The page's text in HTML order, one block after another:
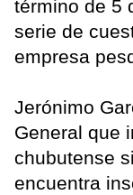
término de 5
serie de
empresa
Jerónimo
General que
chubutense
encuentra